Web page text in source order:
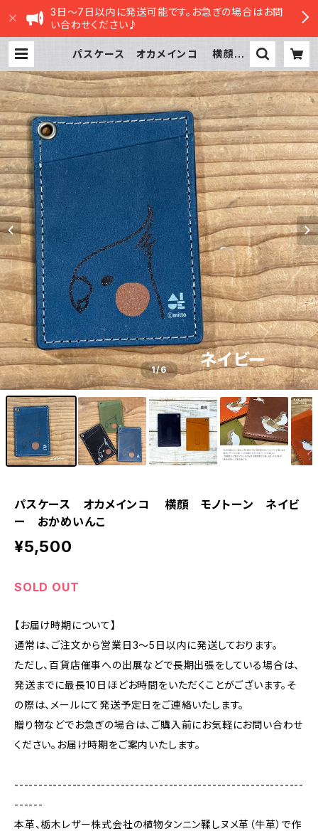
3日～7日以内に発送可能です。お急ぎの場合はお問
い合わせください♪
パスケース オカメインコ 横顔
| sasatte STORE|ささってストア
1/6
パスケース オカメインコ 横顔 モノトーン ネイビ
ー おかめいんこ
¥5,500
SOLD OUT
【お届け時期について】
通常は、ご注文から営業日3〜5日以内に発送しております。
ただし、百貨店催事への出展などで長期出張をしている場合は、
発送までに最長10日ほどお時間をいただくことがございます。そ
の際は、メールにて発送予定日をご連絡いたします。
贈り物などでお急ぎの場合は、ご購入前にお気軽にお問い合わせ
ください。お届け時期をご案内いたします。
------------------------------------------------------------
------
本革、栃木レザー株式会社の植物タンニン鞣しヌメ革（牛革）で作